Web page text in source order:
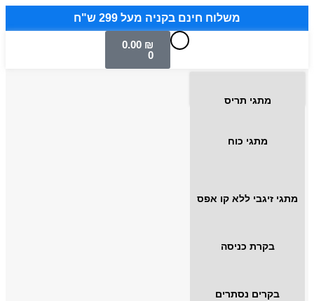
משלוח חינם בקניה מעל 299 ש"ח
0.00 ₪
0
מתגי תריס
מתגי כוח
מתגי זיגבי ללא קו אפס
בקרת כניסה
בקרים נסתרים